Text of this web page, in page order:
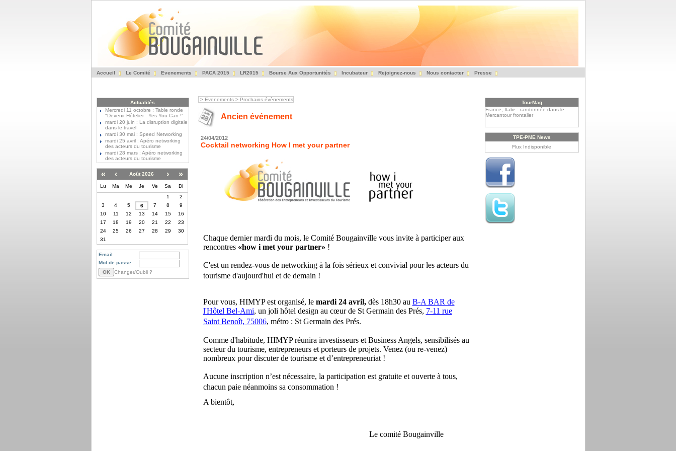
Accueil Le Comité Evenements PACA 2015 LR2015 Bourse Aux Opportunités Incubateur Rejoignez-nous Nous contacter Presse
Actualités
Mercredi 11 octobre : Table ronde
"Devenir Hôtelier : Yes You Can !"
mardi 20 juin : La disruption digitale
dans le travel
mardi 30 mai : Speed Networking
mardi 25 avril : Apéro networking
des acteurs du tourisme
mardi 28 mars : Apéro networking
des acteurs du tourisme
« ‹ Août 2026 › »
Lu Ma Me Je Ve Sa
Di
1
2
3
4 5 6 7 8
9
10
11 12 13 14 15
16
17
18 19 20 21 22
23
24
25 26 27 28 29
30
31
Email
Mot de passe
Changer/Oubli ?
> Evenements> Prochains évènements
Ancien événement
24/04/2012
Cocktail networking How I met your partner
Chaque dernier mardi du mois, le Comité Bougainville vous invite à participer aux
rencontres «how i met your partner» !
C'est un rendez-vous de networking à la fois sérieux et convivial pour les acteurs du
tourisme d'aujourd'hui et de demain !
Pour vous, HIMYP est organisé, le mardi 24 avril,dès 18h30 au B-A BAR de
l'Hôtel Bel-Ami, un joli hôtel design au cœur de St Germain des Prés, 7-11 rue
Saint Benoît, 75006, métro : St Germain des Prés.
Comme d'habitude, HIMYP réunira investisseurs et Business Angels, sensibilisés au
secteur du tourisme, entrepreneurs et porteurs de projets. Venez (ou re-venez)
nombreux pour discuter de tourisme et d’entrepreneuriat !
Aucune inscription n’est nécessaire, la participation est gratuite et ouverte à tous,
chacun paie néanmoins sa consommation !
A bientôt,
Le comité Bougainville
TourMag
France, Italie : randonnée dans le
Mercantour frontalier
TPE-PME News
Flux Indisponible